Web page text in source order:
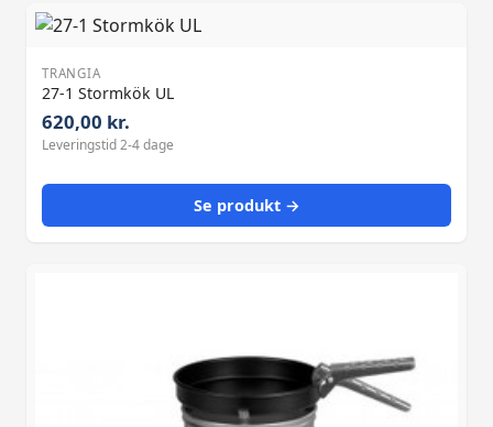
TRANGIA
27-1 Stormkök UL
620,00 kr.
Leveringstid 2-4 dage
Se produkt →